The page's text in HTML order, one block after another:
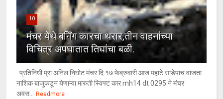
10
मंचर येथे बर्निंग कारचा थरार,तीन वाहनांच्या
विचित्र अपघातात तिघांचा बळी.
प्रतिनिधी प्रा अनिल निघोट मंचर दि १७ फेब्रुवारी आज पहाटे साडेपाच वाजता
नाशिक बाजुकडून येणाऱ्या मारुती स्विफ्ट कार mh14 dt 0295 ने मंचर
अवस... Readmore